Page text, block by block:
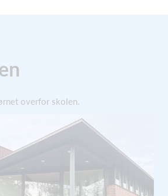
overfor skolen.